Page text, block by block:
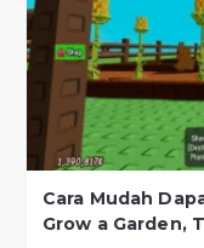
Cara Mudah
Grow a Garden,